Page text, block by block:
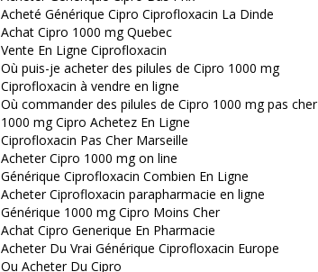
Acheté Générique Cipro Ciprofloxacin La Dinde
Achat Cipro 1000 mg Quebec
Vente En Ligne Ciprofloxacin
Où puis-je acheter des pilules de Cipro 1000 mg
Ciprofloxacin à vendre en ligne
Où commander des pilules de Cipro 1000 mg pas cher
1000 mg Cipro Achetez En Ligne
Ciprofloxacin Pas Cher Marseille
Acheter Cipro 1000 mg on line
Générique Ciprofloxacin Combien En Ligne
Acheter Ciprofloxacin parapharmacie en ligne
Générique 1000 mg Cipro Moins Cher
Achat Cipro Generique En Pharmacie
Acheter Du Vrai Générique Ciprofloxacin Europe
Ou Acheter Du Cipro